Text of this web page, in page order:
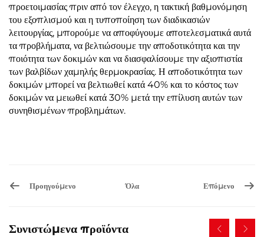
προετοιμασίας πριν από τον έλεγχο, η τακτική βαθμονόμηση
του εξοπλισμού και η τυποποίηση των διαδικασιών
λειτουργίας, μπορούμε να αποφύγουμε αποτελεσματικά αυτά
τα προβλήματα, να βελτιώσουμε την αποδοτικότητα και την
ποιότητα των δοκιμών και να διασφαλίσουμε την αξιοπιστία
των βαλβίδων χαμηλής θερμοκρασίας. Η αποδοτικότητα των
δοκιμών μπορεί να βελτιωθεί κατά 40% και το κόστος των
δοκιμών να μειωθεί κατά 30% μετά την επίλυση αυτών των
συνηθισμένων προβλημάτων.
Προηγούμενο Όλα Επόμενο
Συνιστώμενα προϊόντα